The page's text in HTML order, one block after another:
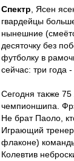
Спектр , Ясен
гвардейцы
нынешние
десяточку без
футболку в
сейчас: три года
Сегодня также 75
чемпионшипа.
Не брат Паоло,
Играющий
флаконе)
Колевтив